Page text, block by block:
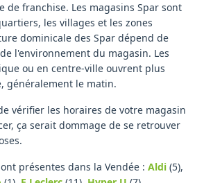
de franchise. Les magasins Spar sont
les villages et les zones
dominicale des Spar dépend de
l'environnement du magasin. Les
ou en centre-ville ouvrent plus
généralement le matin.
vérifier les horaires de votre magasin
ça serait dommage de se retrouver
présentes dans la Vendée : Aldi (5),